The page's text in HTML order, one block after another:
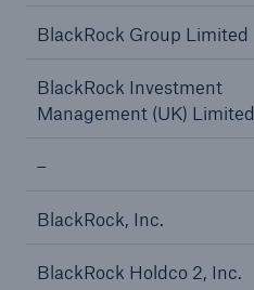
BlackRock Group Limited
BlackRock Investment
Management (UK) Limited
–
BlackRock, Inc.
BlackRock Holdco 2, Inc.